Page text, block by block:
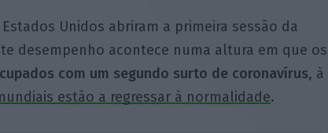
Unidos abriram a primeira sessão da
desempenho acontece numa altura em que os
com um segundo surto de coronavírus, à
estão a regressar à normalidade.